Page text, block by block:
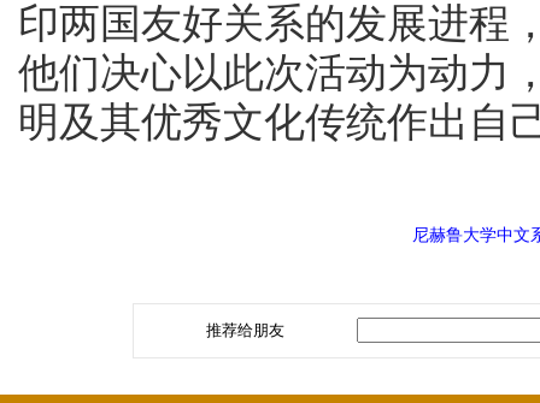
印两国友好关系的发展进程
他们决心以此次活动为动力
明及其优秀文化传统作出自
尼赫鲁大学中文
推荐给朋友